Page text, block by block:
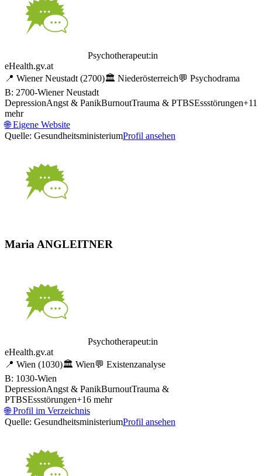
Psychotherapeut:in
eHealth.gv.at
📍 Wiener Neustadt (2700)🏛️ Niederösterreich💬 Psychodrama
B: 2700-Wiener Neustadt
DepressionAngst & PanikBurnoutTrauma & PTBSEssstörungen+11
mehr
🌐Eigene Website
Quelle: GesundheitsministeriumProfil ansehen
Maria ANGLEITNER
Psychotherapeut:in
eHealth.gv.at
📍 Wien (1030)🏛️ Wien💬 Existenzanalyse
B: 1030-Wien
DepressionAngst & PanikBurnoutTrauma &
PTBSEssstörungen+16 mehr
🌐Profil im Verzeichnis
Quelle: GesundheitsministeriumProfil ansehen